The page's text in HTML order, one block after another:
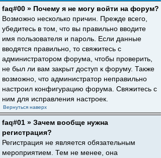
faq#00 » Почему я не могу войти на форум?
Возможно несколько причин. Прежде всего,
убедитесь в том, что вы правильно вводите
имя пользователя и пароль. Если данные
вводятся правильно, то свяжитесь с
администратором форума, чтобы проверить,
не был ли вам закрыт доступ к форуму. Также
возможно, что администратор неправильно
настроил конфигурацию форума. Свяжитесь с
ним для исправления настроек.
Вернуться наверх
faq#01 » Зачем вообще нужна
регистрация?
Регистрация не является обязательным
мероприятием. Тем не менее, она